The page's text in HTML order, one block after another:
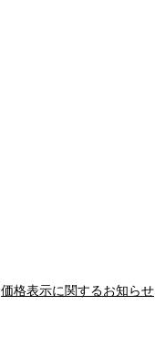
価格表示に関するお知らせ